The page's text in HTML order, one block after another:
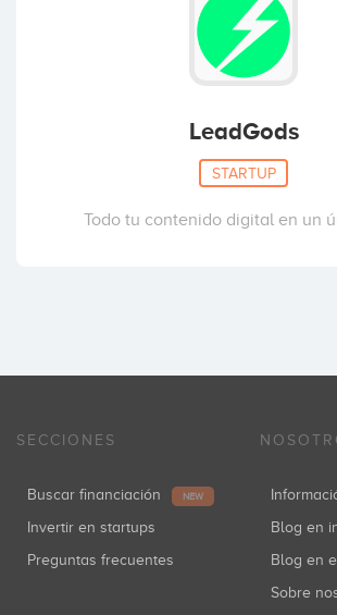
LeadGods
STARTUP
Todo tu contenido digital en un
SECCIONES
Buscar financiación NEW
Invertir en startups
Preguntas frecuentes
Blog en
Blog en
Sobre